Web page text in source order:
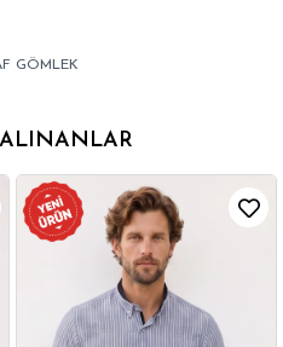
GÖMLEK